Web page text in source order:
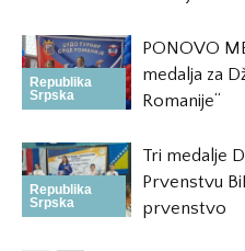
Republika
Srpska
PONOVO
medalja za
Romanije“
Republika
Srpska
Tri medalje
Prvenstvu
prvenstvo